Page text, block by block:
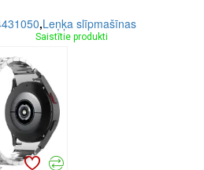
,Leņķa slīpmašīnas
Saistītie produkti